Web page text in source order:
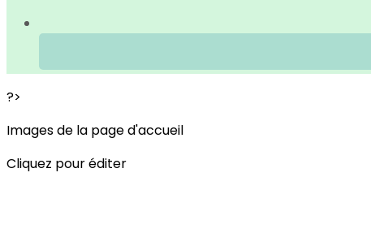
?>
Images de la page d'accueil
Cliquez pour éditer